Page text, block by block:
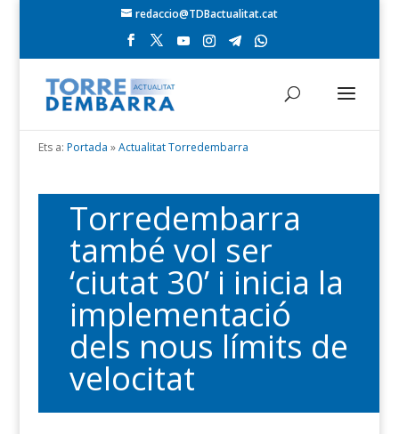
redaccio@TDBactualitat.cat
Ets a: Portada »Actualitat Torredembarra
Torredembarra
també vol ser
‘ciutat 30’ i inicia la
implementació
dels nous límits de
velocitat